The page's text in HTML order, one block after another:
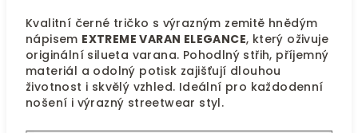
Kvalitní černé tričko s výrazným zemitě hnědým
nápisem EXTREME VARAN ELEGANCE, který oživuje
originální silueta varana. Pohodlný střih, příjemný
materiál a odolný potisk zajišťují dlouhou
životnost i skvělý vzhled. Ideální pro každodenní
nošení i výrazný streetwear styl.